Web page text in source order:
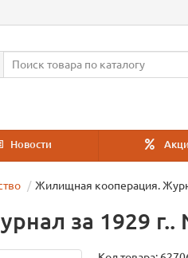
Новости
Жилищная кооперация.
за 1929 г..